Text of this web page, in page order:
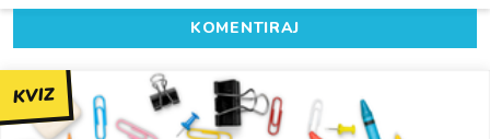
KOMENTIRAJ
KVIZ